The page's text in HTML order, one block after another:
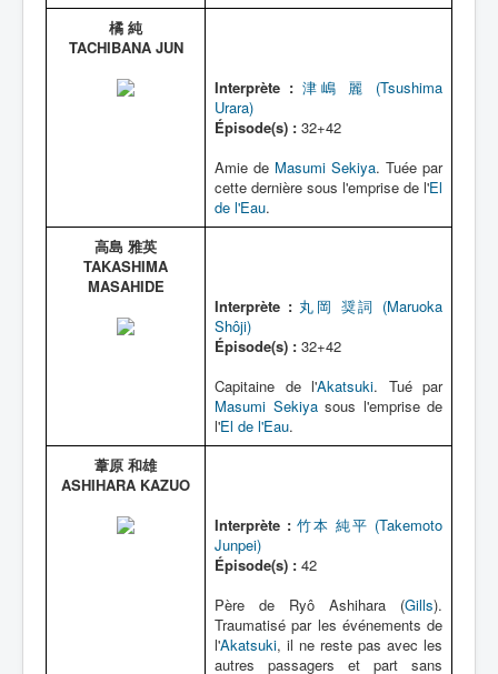
橘 純
TACHIBANA JUN
Interprète : 津嶋 麗 (Tsushima
Urara)
Épisode(s) : 32+42
Amie de Masumi Sekiya. Tuée par
cette dernière sous l'emprise de l'El
de l'Eau.
高島 雅英
TAKASHIMA
MASAHIDE
Interprète : 丸岡 奨詞 (Maruoka
Shôji)
Épisode(s) : 32+42
Capitaine de l'Akatsuki. Tué par
Masumi Sekiyasous l'emprise de
l'El de l'Eau.
葦原 和雄
ASHIHARA KAZUO
Interprète : 竹本 純平 (Takemoto
Junpei)
Épisode(s) : 42
Père de Ryô Ashihara (Gills).
Traumatisé par les événements de
l'Akatsuki, il ne reste pas avec les
autres passagers et part sans